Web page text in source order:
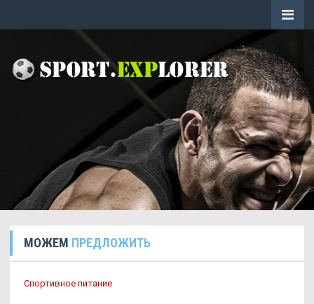
МОЖЕМ ПРЕДЛОЖИТЬ
Спортивное питание